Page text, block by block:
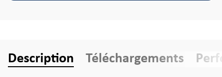
Description Téléchargements